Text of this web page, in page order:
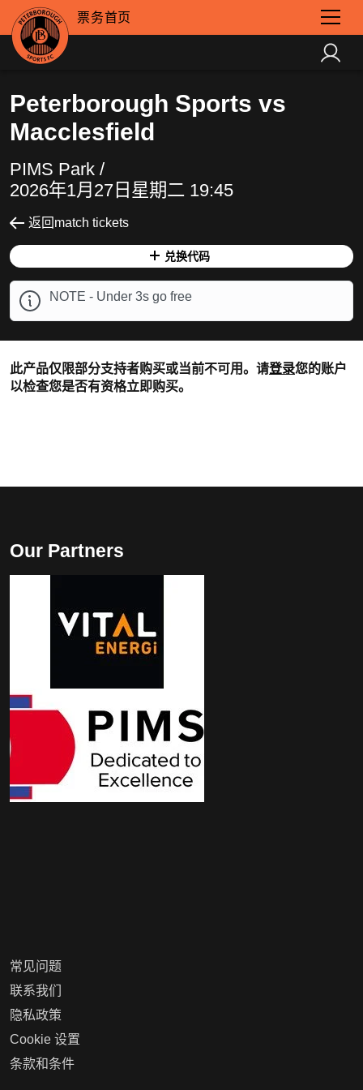
票务首页
Peterborough Sports vs
Macclesfield
PIMS Park /
2026年1月27日星期二 19:45
返回match tickets
兑换代码
NOTE - Under 3s go free
此产品仅限部分支持者购买或当前不可用。请登录您的账户
以检查您是否有资格立即购买。
常见问题
联系我们
隐私政策
Cookie 设置
条款和条件
Our Partners